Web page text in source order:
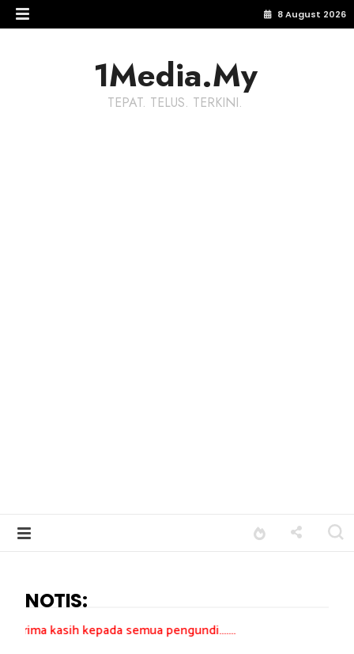
8 August 2026
1Media.My
TEPAT. TELUS. TERKINI.
NOTIS:
semua pengundi.......